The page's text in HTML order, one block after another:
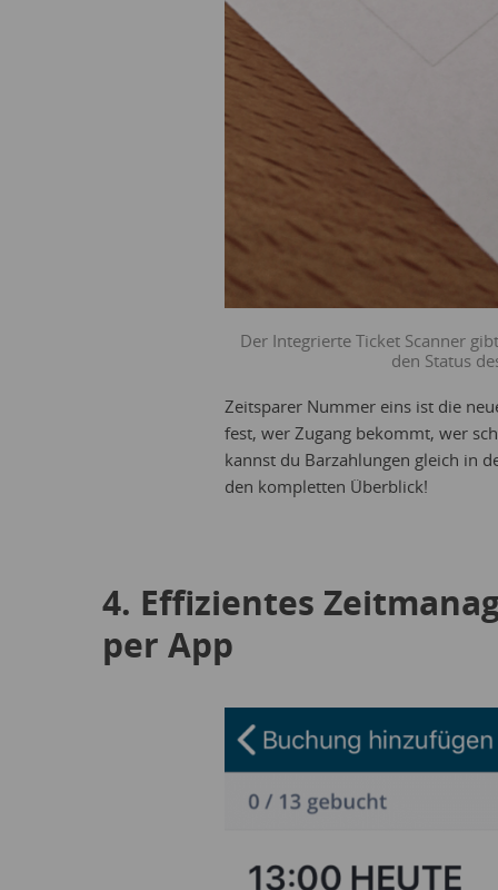
Der Integrierte Ticket Scanner
den Status
Zeitsparer Nummer eins ist die
fest, wer Zugang bekommt, wer
kannst du Barzahlungen gleich in
den kompletten Überblick!
4. Effizientes
per App